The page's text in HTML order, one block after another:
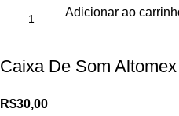
Adicionar ao
Caixa De Som
R$30,00